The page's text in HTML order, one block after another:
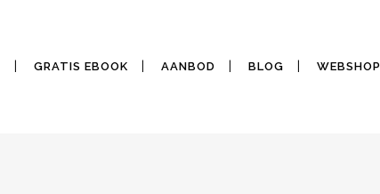
GRATIS EBOOK AANBOD BLOG WEBSHOP